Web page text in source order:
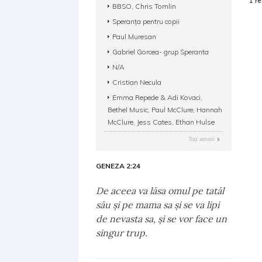
BBSO, Chris Tomlin
Speranţa pentru copii
Paul Muresan
Gabriel Gorcea- grup Speranta
N/A
Cristian Necula
Emma Repede & Adi Kovaci,
Bethel Music, Paul McClure, Hannah
McClure, Jess Cates, Ethan Hulse
Toţi autorii
GENEZA 2:24
De aceea va lăsa omul pe tatăl
său şi pe mama sa şi se va lipi
de nevasta sa, şi se vor face un
singur trup.